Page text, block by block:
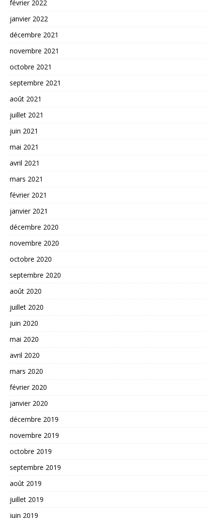
février 2022
janvier 2022
décembre 2021
novembre 2021
octobre 2021
septembre 2021
août 2021
juillet 2021
juin 2021
mai 2021
avril 2021
mars 2021
février 2021
janvier 2021
décembre 2020
novembre 2020
octobre 2020
septembre 2020
août 2020
juillet 2020
juin 2020
mai 2020
avril 2020
mars 2020
février 2020
janvier 2020
décembre 2019
novembre 2019
octobre 2019
septembre 2019
août 2019
juillet 2019
juin 2019